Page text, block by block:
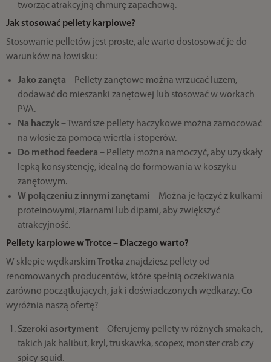
tworząc atrakcyjną chmurę zapachową.
Jak stosować pellety karpiowe?
Stosowanie pelletów jest proste, ale warto dostosować je do
warunków na łowisku:
Jako zanęta – Pellety zanętowe można wrzucać luzem,
dodawać do mieszanki zanętowej lub stosować w workach
PVA.
Na haczyk– Twardsze pellety haczykowe można zamocować
na włosie za pomocą wiertła i stoperów.
Do method feedera – Pellety można namoczyć, aby uzyskały
lepką konsystencję, idealną do formowania w koszyku
zanętowym.
W połączeniu z innymi zanętami – Można je łączyć z kulkami
proteinowymi, ziarnami lub dipami, aby zwiększyć
atrakcyjność.
Pellety karpiowe w Trotce – Dlaczego warto?
W sklepie wędkarskim Trotka znajdziesz pellety od
renomowanych producentów, które spełnią oczekiwania
zarówno początkujących, jak i doświadczonych wędkarzy. Co
wyróżnia naszą ofertę?
Szeroki asortyment – Oferujemy pellety w różnych smakach,
takich jak halibut, kryl, truskawka, scopex, monster crab czy
spicy squid.